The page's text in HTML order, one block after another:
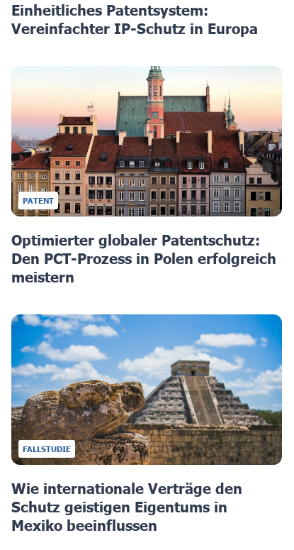
Einheitliches Patentsystem:
Vereinfachter IP-Schutz in Europa
PATENT
Optimierter globaler Patentschutz:
Den PCT-Prozess in Polen erfolgreich
meistern
FALLSTUDIE
Wie internationale Verträge den
Schutz geistigen Eigentums in
Mexiko beeinflussen